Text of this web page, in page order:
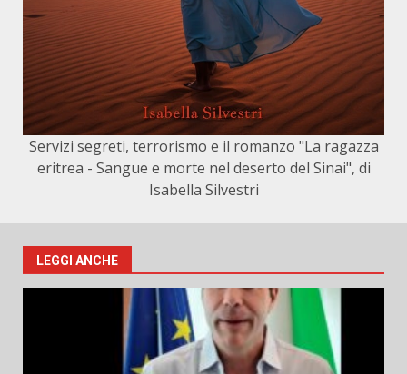
Servizi segreti, terrorismo e il romanzo "La ragazza
eritrea - Sangue e morte nel deserto del Sinai", di
Isabella Silvestri
LEGGI ANCHE